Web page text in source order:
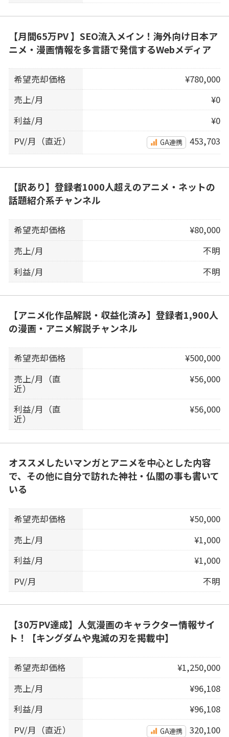
【月間65万PV 】SEO流入メイン！海外向け日本ア
ニメ・漫画情報を多言語で発信するWebメディア
希望売却価格
¥780,000
売上/月
¥0
利益/月
¥0
PV/月（直近）
GA連携 453,703
【訳あり】登録者1000人超えのアニメ・ネットの
話題紹介系チャンネル
希望売却価格
¥80,000
売上/月
不明
利益/月
不明
【アニメ化作品解説・収益化済み】登録者1,900人
の漫画・アニメ解説チャンネル
希望売却価格
¥500,000
売上/月（直
近）
¥56,000
利益/月（直
近）
¥56,000
オススメしたいマンガとアニメを中心とした内容
で、その他に自分で訪れた神社・仏閣の事も書いて
いる
希望売却価格
¥50,000
売上/月
¥1,000
利益/月
¥1,000
PV/月
不明
【30万PV達成】人気漫画のキャラクター情報サイ
ト！【キングダムや鬼滅の刃を掲載中】
希望売却価格
¥1,250,000
売上/月
¥96,108
利益/月
¥96,108
PV/月（直近）
GA連携 320,100